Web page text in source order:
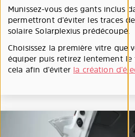
Munissez-vous des gants inclus
permettront d’éviter les traces
solaire Solarplexius prédécoupé.
Choisissez la première vitre que
équiper puis retirez lentement
cela afin d’éviter la création